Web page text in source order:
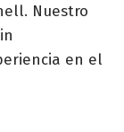
Nuestro
en el